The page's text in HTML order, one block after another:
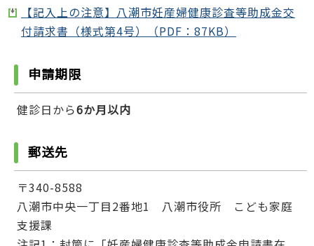
【記入上の注意】八潮市妊産婦健康診査等助成金交
付請求書（様式第4号）（PDF：87KB）
申請期限
健診日から6か月以内
郵送先
〒340-8588
八潮市中央一丁目2番地1 八潮市役所 こども家庭
支援課